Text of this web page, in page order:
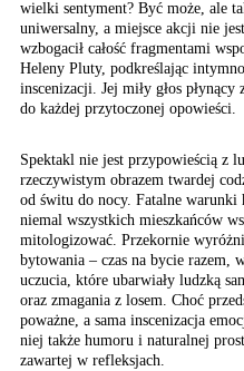
wielki sentyment? Być może, ale
uniwersalny, a miejsce akcji nie
wzbogacił całość fragmentami
Heleny Pluty, podkreślając
inscenizacji. Jej miły głos
do każdej przytoczonej opowieści.
Spektakl nie jest przypowieścią z
rzeczywistym obrazem twardej
od świtu do nocy. Fatalne warunki
niemal wszystkich mieszkańców
mitologizować. Przekornie
bytowania – czas na bycie razem,
uczucia, które ubarwiały ludzką
oraz zmagania z losem. Choć
poważne, a sama inscenizacja
niej także humoru i naturalnej
zawartej w refleksjach.